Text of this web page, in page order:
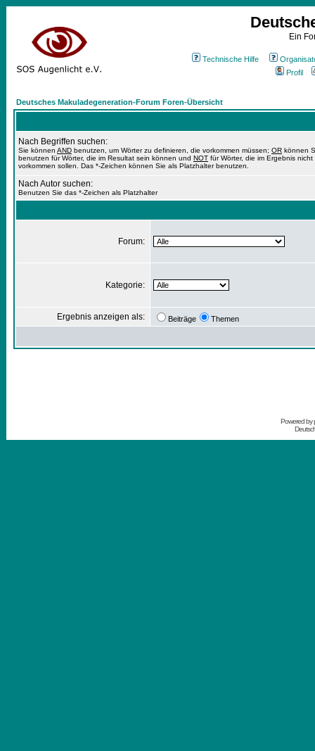
Ein
Technische Hilfe
Profil
Deutsches Makuladegeneration-Forum Foren-Übersicht
Nach Begriffen suchen:
Sie können AND benutzen, um Wörter zu definieren, die vorkommen müssen; OR können
benutzen für Wörter, die im Resultat sein können und NOT für Wörter, die im Ergebnis nicht
vorkommen sollen. Das *-Zeichen können Sie als Platzhalter benutzen.
Nach Autor suchen:
Benutzen Sie das *-Zeichen als Platzhalter
Forum:
Kategorie:
Ergebnis anzeigen als: Beiträge Themen
Powered by